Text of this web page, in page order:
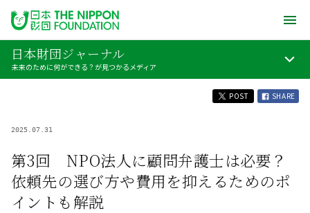
日本財団ジャーナル
未来のために何ができる？が見つかるメディア
POST SHARE
2025.07.31
第3回 NPO法人に顧問弁護士は必要？
依頼先の選び方や費用を抑えるためのポ
イントも解説